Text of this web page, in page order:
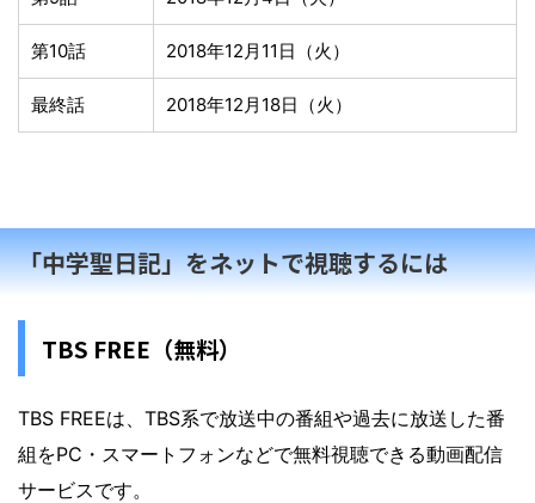
第10話 2018年12月11日（火）
最終話 2018年12月18日（火）
「中学聖日記」をネットで視聴するには
TBS FREE（無料）
TBS FREEは、TBS系で放送中の番組や過去に放送した番
組をPC・スマートフォンなどで無料視聴できる動画配信
サービスです。